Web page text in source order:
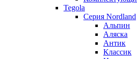
Tegola
Серия Nordland
Альпин
Аляска
Антик
Классик